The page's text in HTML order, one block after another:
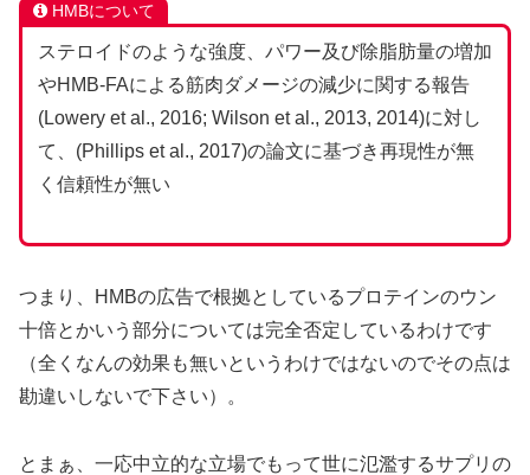
HMBについて
ステロイドのような強度、パワー及び除脂肪量の増加
やHMB-FAによる筋肉ダメージの減少に関する報告
(Lowery et al., 2016; Wilson et al., 2013, 2014)に対し
て、(Phillips et al., 2017)の論文に基づき再現性が無
く信頼性が無い
つまり、HMBの広告で根拠としているプロテインのウン
十倍とかいう部分については完全否定しているわけです
（全くなんの効果も無いというわけではないのでその点は
勘違いしないで下さい）。
とまぁ、一応中立的な立場でもって世に氾濫するサプリの